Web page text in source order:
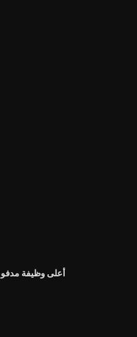
أعلى وظيفة مدفوعة